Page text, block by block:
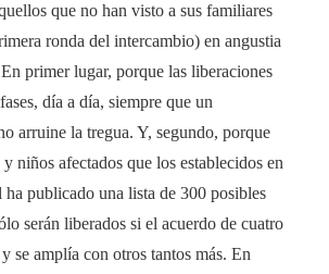
que no han visto a sus familiares
ronda del intercambio) en angustia
primer lugar, porque las liberaciones
día a día, siempre que un
arruine la tregua. Y, segundo, porque
niños afectados que los establecidos en
ha publicado una lista de 300 posibles
serán liberados si el acuerdo de cuatro
se amplía con otros tantos más. En